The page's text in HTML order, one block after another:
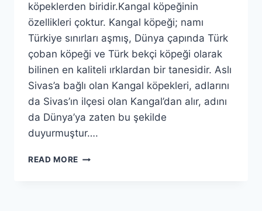
köpeklerden biridir.Kangal köpeğinin
özellikleri çoktur. Kangal köpeği; namı
Türkiye sınırları aşmış, Dünya çapında Türk
çoban köpeği ve Türk bekçi köpeği olarak
bilinen en kaliteli ırklardan bir tanesidir. Aslı
Sivas’a bağlı olan Kangal köpekleri, adlarını
da Sivas’ın ilçesi olan Kangal’dan alır, adını
da Dünya’ya zaten bu şekilde
duyurmuştur….
READ MORE SIVAS